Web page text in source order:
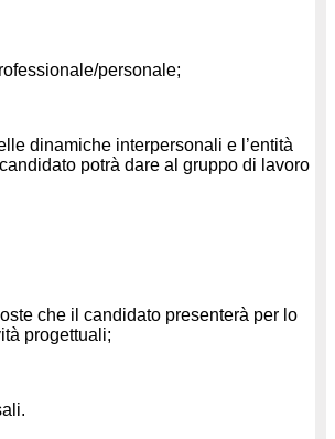
personale;
dinamiche interpersonali e l’entità
potrà dare al gruppo di lavoro
che il candidato presenterà per lo
progettuali;